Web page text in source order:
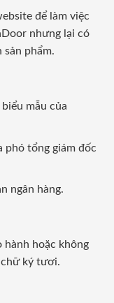
để làm việc
nhưng lại có
sản phẩm.
mẫu của
phó tổng giám đốc
ngân hàng.
hành hoặc không
chữ ký tươi.